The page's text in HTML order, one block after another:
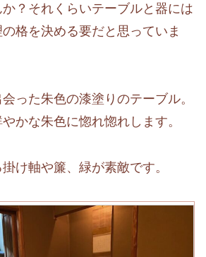
？それくらいテーブルと器には
格を決める要だと思っていま
った朱色の漆塗りのテーブル。
かな朱色に惚れ惚れします。
け軸や簾、緑が素敵です。